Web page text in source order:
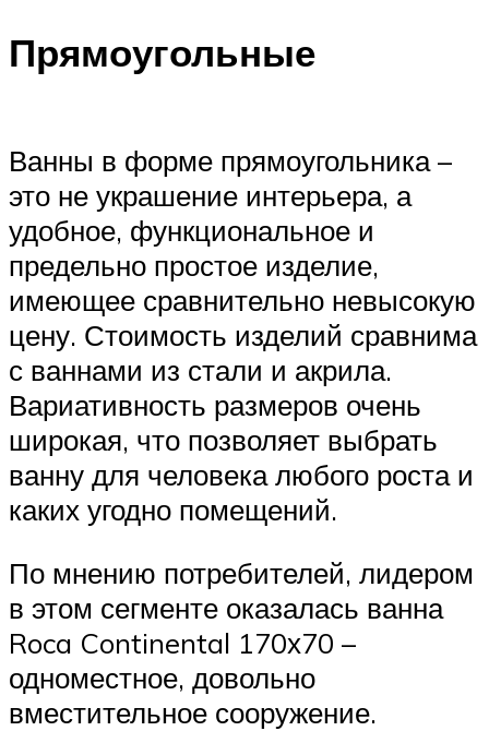
Прямоугольные
Ванны в форме прямоугольника –
это не украшение интерьера, а
удобное, функциональное и
предельно простое изделие,
имеющее сравнительно невысокую
цену. Стоимость изделий сравнима
с ваннами из стали и акрила.
Вариативность размеров очень
широкая, что позволяет выбрать
ванну для человека любого роста и
каких угодно помещений.
По мнению потребителей, лидером
в этом сегменте оказалась ванна
Roca Continental 170х70 –
одноместное, довольно
вместительное сооружение.